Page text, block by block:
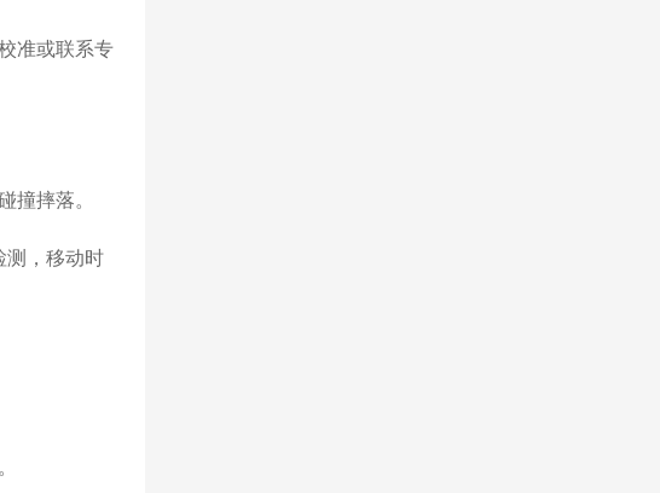
准或联系专
摔落。
，移动时